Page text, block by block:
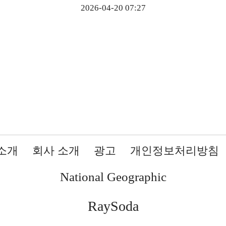
2026-04-20 07:27
개 회사 소개 광고 개인정보처리방침
National Geographic
RaySoda